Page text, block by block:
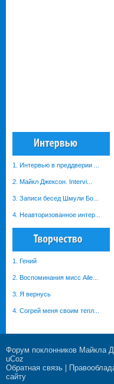
1. Интервью в преддверии ...
2. Майкл Джексон. Intervi...
3. Записи бесед Шмули Бо...
4. Неавторизованное интер...
1. Гений
2. Воспоминания мисс Aile...
3. Я вернусь
4. Согрей меня своим тепл...
Форум поклонников Майкла
uCoz
Обратная связь
сайту